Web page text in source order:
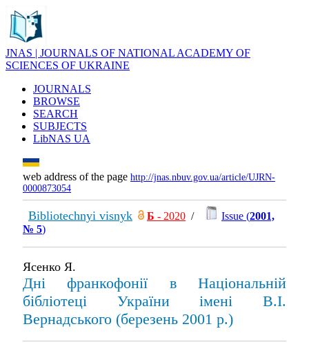
JNAS | JOURNALS OF NATIONAL ACADEMY OF
SCIENCES OF UKRAINE
JOURNALS
BROWSE
SEARCH
SUBJECTS
LibNAS UA
web address of the page http://jnas.nbuv.gov.ua/article/UJRN-
0000873054
Bibliotechnyi visnyk Б - 2020 / Issue (2001,
№ 5)
Ясенко Я.
Дні франкофонії в Національній
бібліотеці України імені В.І.
Вернадського (березень 2001 р.)